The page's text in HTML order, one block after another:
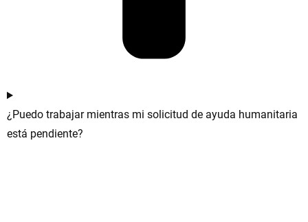
¿Puedo trabajar mientras mi solicitud de ayuda humanitaria
está pendiente?